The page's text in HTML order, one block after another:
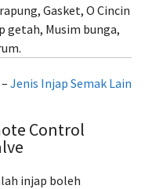
Gasket, O Cincin
getah, Musim bunga,
– Jenis Injap Semak Lain
Control
injap boleh